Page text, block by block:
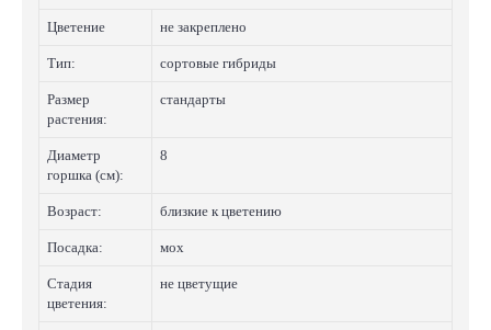
Цветение не закреплено
Тип: сортовые гибриды
Размер
растения:
стандарты
Диаметр
горшка (см):
8
Возраст: близкие к цветению
Посадка: мох
Стадия
цветения:
не цветущие